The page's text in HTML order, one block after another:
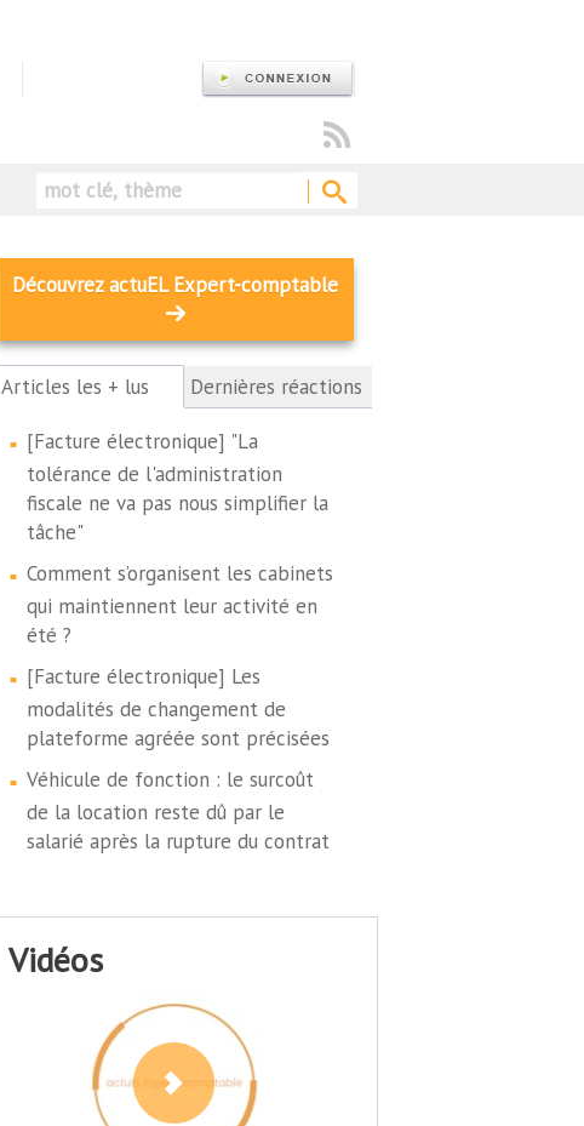
Rechercher
Découvrez actuEL Expert-comptable
Articles les + lus (onglet
actif)
Dernières réactions
[Facture électronique] "La
tolérance de l'administration
fiscale ne va pas nous simplifier la
tâche"
Comment s’organisent les cabinets
qui maintiennent leur activité en
été ?
[Facture électronique] Les
modalités de changement de
plateforme agréée sont précisées
Véhicule de fonction : le surcoût
de la location reste dû par le
salarié après la rupture du contrat
vidéos